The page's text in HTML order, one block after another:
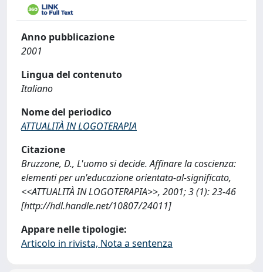
Anno pubblicazione
2001
Lingua del contenuto
Italiano
Nome del periodico
ATTUALITÀ IN LOGOTERAPIA
Citazione
Bruzzone, D., L'uomo si decide. Affinare la coscienza:
elementi per un'educazione orientata-al-significato,
<<ATTUALITÀ IN LOGOTERAPIA>>, 2001; 3 (1): 23-46
[http://hdl.handle.net/10807/24011]
Appare nelle tipologie:
Articolo in rivista, Nota a sentenza